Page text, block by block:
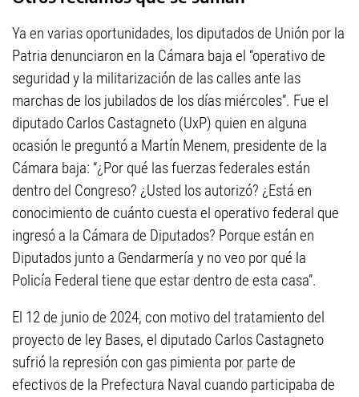
Ya en varias oportunidades, los diputados de Unión por la
Patria denunciaron en la Cámara baja el “operativo de
seguridad y la militarización de las calles ante las
marchas de los jubilados de los días miércoles”. Fue el
diputado Carlos Castagneto (UxP) quien en alguna
ocasión le preguntó a Martín Menem, presidente de la
Cámara baja: “¿Por qué las fuerzas federales están
dentro del Congreso? ¿Usted los autorizó? ¿Está en
conocimiento de cuánto cuesta el operativo federal que
ingresó a la Cámara de Diputados? Porque están en
Diputados junto a Gendarmería y no veo por qué la
Policía Federal tiene que estar dentro de esta casa”.
El 12 de junio de 2024, con motivo del tratamiento del
proyecto de ley Bases, el diputado Carlos Castagneto
sufrió la represión con gas pimienta por parte de
efectivos de la Prefectura Naval cuando participaba de